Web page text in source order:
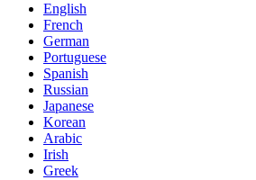
English
French
German
Portuguese
Spanish
Russian
Japanese
Korean
Arabic
Irish
Greek